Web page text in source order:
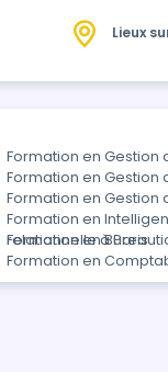
Lieux
Formation en Gestion
Formation en Gestion
Formation en Gestion
Formation en
relationnelle à Paris
Formation en
Formation en